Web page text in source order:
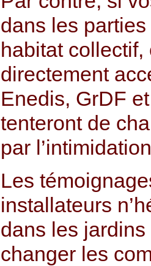
dans les parties
habitat collectif,
directement
Enedis, GrDF
tenteront de
par
Les
installateurs
dans les
changer les